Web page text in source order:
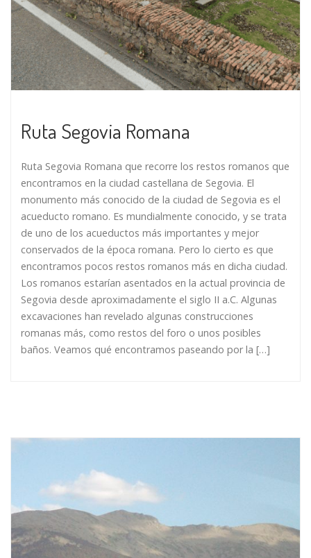
Ruta Segovia Romana
Ruta Segovia Romana que recorre los restos romanos que
encontramos en la ciudad castellana de Segovia. El
monumento más conocido de la ciudad de Segovia es el
acueducto romano. Es mundialmente conocido, y se trata
de uno de los acueductos más importantes y mejor
conservados de la época romana. Pero lo cierto es que
encontramos pocos restos romanos más en dicha ciudad.
Los romanos estarían asentados en la actual provincia de
Segovia desde aproximadamente el siglo II a.C. Algunas
excavaciones han revelado algunas construcciones
romanas más, como restos del foro o unos posibles
baños. Veamos qué encontramos paseando por la […]